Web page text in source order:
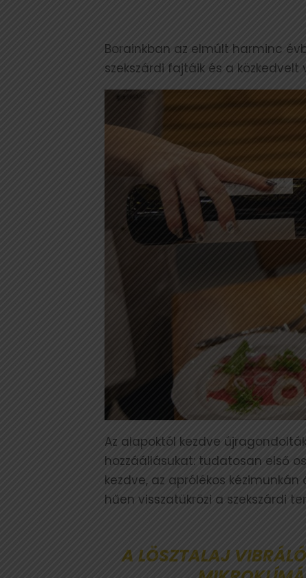
Borainkban az elmúlt harminc
szekszárdi fajtáik és a
Az alapoktól kezdve
hozzáállásukat: tudatosan első
kezdve, az aprólékos
hűen visszatükrözi a szekszárdi
A LÖSZTALAJ